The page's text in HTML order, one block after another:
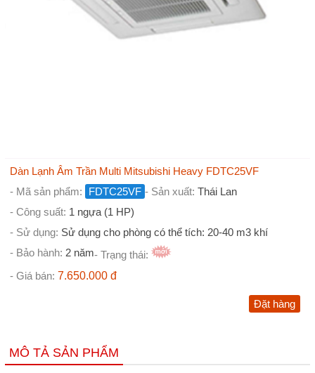
Dàn Lạnh Âm Trần Multi Mitsubishi Heavy FDTC25VF
- Mã sản phẩm:
FDTC25VF - Sản xuất: Thái Lan
- Công suất: 1 ngựa (1 HP)
- Sử dụng: Sử dụng cho phòng có thể tích: 20-40 m3 khí
- Bảo hành: 2 năm- Trạng thái:
- Giá bán: 7.650.000 đ
Đặt hàng
MÔ TẢ SẢN PHẨM